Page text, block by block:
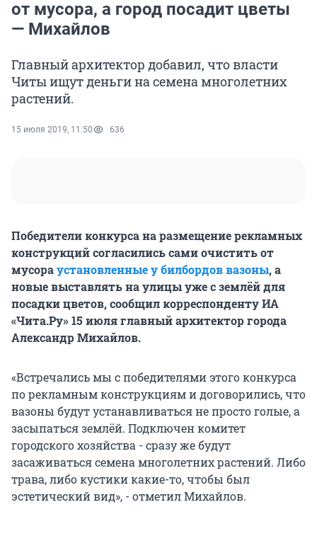
от мусора, а город посадит цветы
— Михайлов
Главный архитектор добавил, что власти
Читы ищут деньги на семена многолетних
растений.
15 июля 2019, 11:50 636
Победители конкурса на размещение рекламных
конструкций согласились сами очистить от
мусораустановленные у билбордов вазоны, а
новые выставлять на улицы уже с землёй для
посадки цветов, сообщил корреспонденту ИА
«Чита.Ру» 15 июля главный архитектор города
Александр Михайлов.
«Встречались мы с победителями этого конкурса
по рекламным конструкциям и договорились, что
вазоны будут устанавливаться не просто голые, а
засыпаться землёй. Подключен комитет
городского хозяйства - сразу же будут
засаживаться семена многолетних растений. Либо
трава, либо кустики какие-то, чтобы был
эстетический вид», - отметил Михайлов.